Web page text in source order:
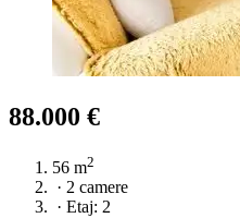
88.000 €
56 m2
· 2 camere
· Etaj: 2